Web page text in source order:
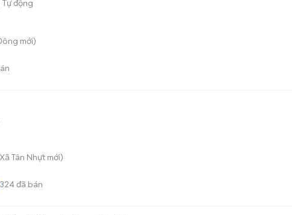
Tự động
mới)
Xã Tân Nhựt mới)
324đã bán